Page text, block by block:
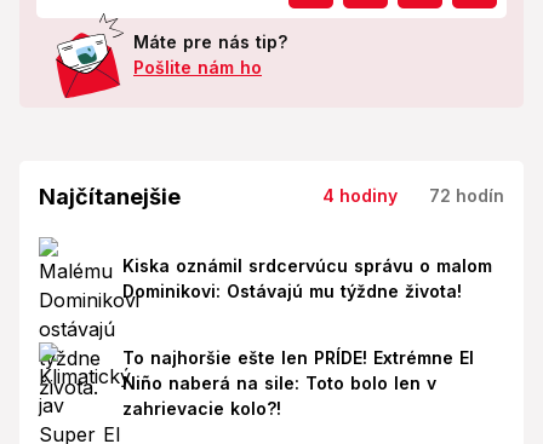
Máte pre nás tip?
Pošlite nám ho
Najčítanejšie 4 hodiny 72 hodín
Kiska oznámil srdcervúcu správu o malom
Dominikovi: Ostávajú mu týždne života!
To najhoršie ešte len PRÍDE! Extrémne El
Niño naberá na sile: Toto bolo len v
zahrievacie kolo?!